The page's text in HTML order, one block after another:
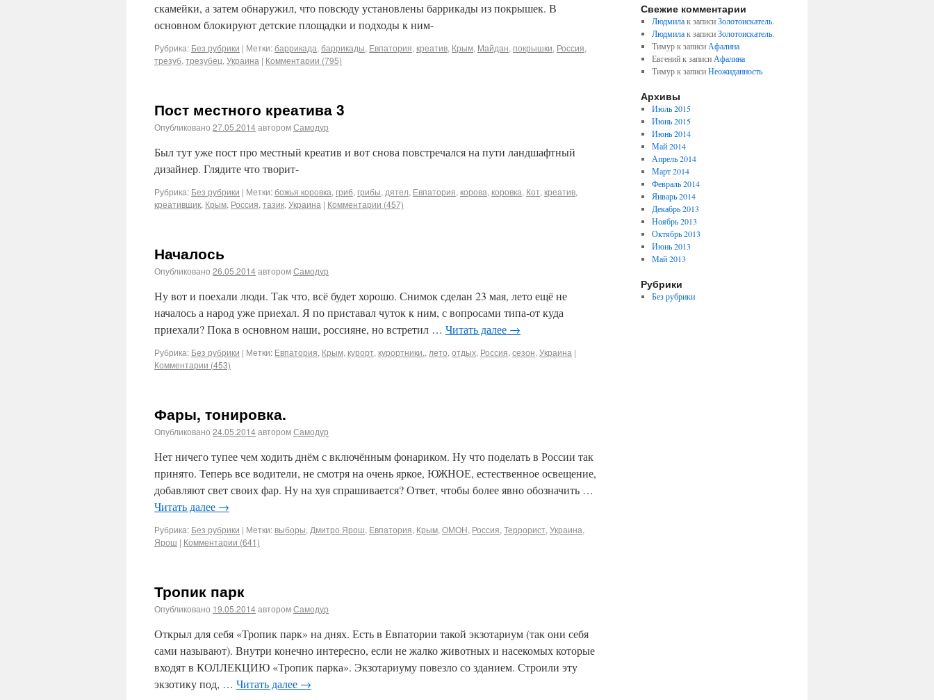
скамейки, а затем обнаружил, что повсюду установлены баррикады из покрышек. В
основном блокируют детские площадки и подходы к ним-
Рубрика: Без рубрики | Метки:баррикада, баррикады, Евпатория, креатив, Крым, Майдан, покрышки, Россия,
трезуб, трезубец, Украина | Комментарии (795)
Пост местного креатива 3
Опубликовано 27.05.2014авторомСамодур
Был тут уже пост про местный креатив и вот снова повстречался на пути ландшафтный
дизайнер. Глядите что творит-
Рубрика: Без рубрики | Метки:божья коровка, гриб, грибы, дятел, Евпатория, корова, коровка, Кот, креатив,
креативщик, Крым, Россия, тазик, Украина | Комментарии (457)
Началось
Опубликовано 26.05.2014авторомСамодур
Ну вот и поехали люди. Так что, всё будет хорошо. Снимок сделан 23 мая, лето ещё не
началось а народ уже приехал. Я по приставал чуток к ним, с вопросами типа-от куда
приехали? Пока в основном наши, россияне, но встретил … Читать далее →
Рубрика: Без рубрики | Метки: Евпатория, Крым, курорт, курортники., лето, отдых, Россия, сезон, Украина |
Комментарии (453)
Фары, тонировка.
Опубликовано 24.05.2014авторомСамодур
Нет ничего тупее чем ходить днём с включённым фонариком. Ну что поделать в России так
принято. Теперь все водители, не смотря на очень яркое, ЮЖНОЕ, естественное освещение,
добавляют свет своих фар. Ну на хуя спрашивается? Ответ, чтобы более явно обозначить …
Читать далее →
Рубрика: Без рубрики | Метки: выборы, Дмитро Ярош, Евпатория, Крым, ОМОН, Россия, Террорист, Украина,
Ярош | Комментарии (641)
Тропик парк
Опубликовано 19.05.2014авторомСамодур
Открыл для себя «Тропик парк» на днях. Есть в Евпатории такой экзотариум (так они себя
сами называют). Внутри конечно интересно, если не жалко животных и насекомых которые
входят в КОЛЛЕКЦИЮ «Тропик парка». Экзотариуму повезло со зданием. Строили эту
экзотику под, … Читать далее →
Свежие комментарии
Людмилак записиЗолотоискатель.
Людмилак записиЗолотоискатель.
Тимур к записи Афалина
Евгений к записи Афалина
Тимур к записиНеожиданность
Архивы
Июль 2015
Июнь 2015
Июнь 2014
Май 2014
Апрель 2014
Март 2014
Февраль 2014
Январь 2014
Декабрь 2013
Ноябрь 2013
Октябрь 2013
Июнь 2013
Май 2013
Рубрики
Без рубрики